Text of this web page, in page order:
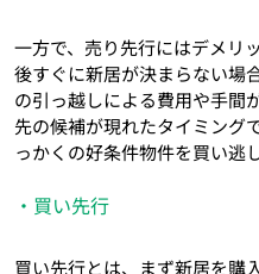
一方で、売り先行にはデメリ
後すぐに新居が決まらない場
の引っ越しによる費用や手間
先の候補が現れたタイミング
っかくの好条件物件を買い逃
・買い先行
買い先行とは、まず新居を購